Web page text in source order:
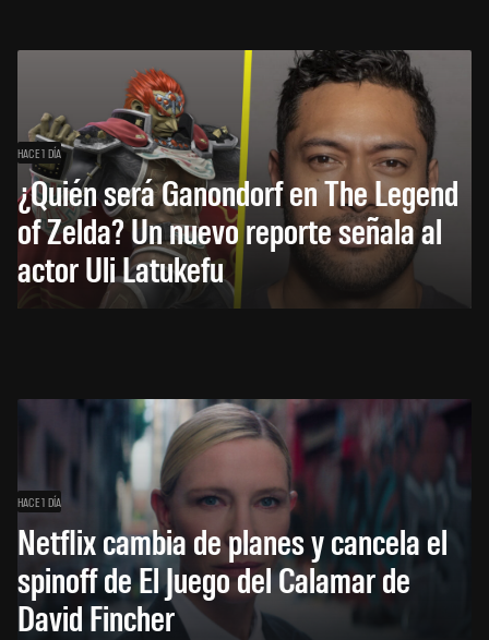
HACE 1 DÍA
¿Quién será Ganondorf en The Legend
of Zelda? Un nuevo reporte señala al
actor Uli Latukefu
HACE 1 DÍA
Netflix cambia de planes y cancela el
spinoff de El Juego del Calamar de
David Fincher